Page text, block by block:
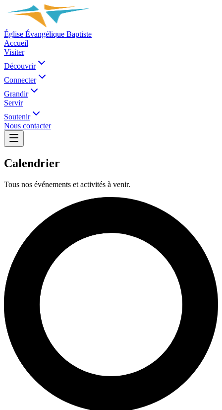
Église Évangélique Baptiste
Accueil
Visiter
Découvrir
Connecter
Grandir
Servir
Soutenir
Nous contacter
Calendrier
Tous nos événements et activités à venir.